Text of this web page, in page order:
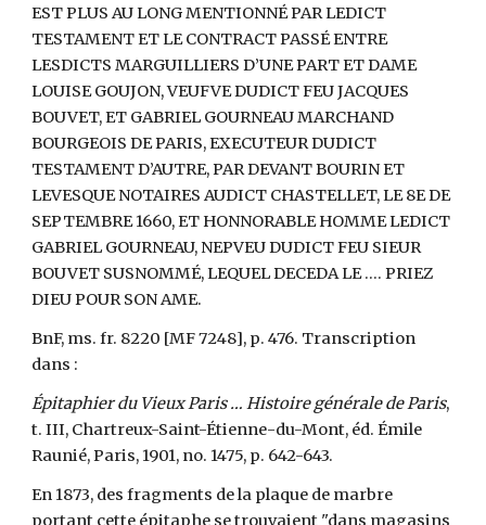
EST PLUS AU LONG MENTIONNÉ PAR LEDICT
TESTAMENT ET LE CONTRACT PASSÉ ENTRE
LESDICTS MARGUILLIERS D’UNE PART ET DAME
LOUISE GOUJON, VEUFVE DUDICT FEU JACQUES
BOUVET, ET GABRIEL GOURNEAU MARCHAND
BOURGEOIS DE PARIS, EXECUTEUR DUDICT
TESTAMENT D’AUTRE, PAR DEVANT BOURIN ET
LEVESQUE NOTAIRES AUDICT CHASTELLET, LE 8E DE
SEPTEMBRE 1660, ET HONNORABLE HOMME LEDICT
GABRIEL GOURNEAU, NEPVEU DUDICT FEU SIEUR
BOUVET SUSNOMMÉ, LEQUEL DECEDA LE …. PRIEZ
DIEU POUR SON AME.
BnF, ms. fr. 8220 [MF 7248], p. 476. Transcription
dans :
Épitaphier du Vieux Paris … Histoire générale de Paris,
t. III, Chartreux-Saint-Étienne-du-Mont, éd. Émile
Raunié, Paris, 1901, no. 1475, p. 642-643.
En 1873, des fragments de la plaque de marbre
portant cette épitaphe se trouvaient "dans magasins